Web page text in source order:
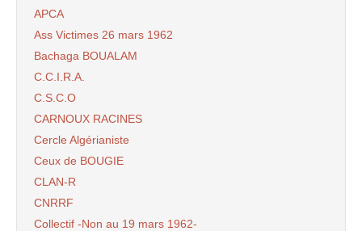
APCA
Ass Victimes 26 mars 1962
Bachaga BOUALAM
C.C.I.R.A.
C.S.C.O
CARNOUX RACINES
Cercle Algérianiste
Ceux de BOUGIE
CLAN-R
CNRRF
Collectif -Non au 19 mars 1962-